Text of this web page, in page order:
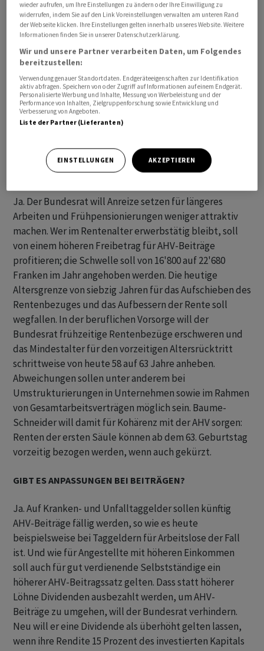
SOLLEN DIE MENSCHEN LÄNGER ARBEITEN?
Ja. Der Bundesrat will Anreize setzen für längeres
Arbeiten und Frühpensionierungen weniger attraktiv
machen. Wer im Rentenalter erwerbstätig bleibt, soll
von einem höheren Freibetrag für AHV-Beiträge
profitieren; die Schwelle soll von 16'800 auf 22'680
Franken im Jahr angehoben werden. Die heutige
Altersgrenze von siebzig Jahren für das Aufschieben des
Rentenbezuges und das Aufbessern der Rente soll
wegfallen. In der beruflichen Vorsorge will der
Bundesrat frühzeitige Rentenbezüge erschweren und
das Mindestalter für den vorzeitigen Altersrücktritt
schrittweise von heute 58 auf 63 Jahre anheben.
Abweichungen sollen unter anderem bei
Umstrukturierungen in Unternehmen sowie im Rahmen
von Gesamtarbeitsverträgen möglich sein. Baume-
Schneider will damit für Kohärenz mit der AHV sorgen:
Renten der ersten Säule können ab dem 63. Geburtstag
vorzeitig bezogen werden, wenn auch gekürzt.
GIBT ES ANPASSUNGEN BEI BEITRÄGEN?
Ja. Auf Kranken- und Unfalltaggelder sollen künftig
AHV-Beiträge fällig werden, so wie es heute
beispielsweise bei Taggeldern für Arbeitslose der Fall
ist. Und wie für Angestellte mit höheren Einkommen
soll auch für gut verdienende Selbstständige ein
höherer AHV-Beitragssatz gelten. Dass statt höherer
Löhne Dividenden ausbezahlt werden, um AHV-
Beiträge zu umgehen, will der Bundesrat verhindern.
Neu will er eine Dividende als überhöht gelten lassen,
wenn ihre Rendite 15 Prozent des investierten Kapitals
wieder aufrufen, um Ihre Einstellungen zu ändern oder Ihre Einwilligung zu
widerrufen, indem Sie auf den Link Voreinstellungen verwalten am unteren Rand
der Webseite klicken. Ihre Einstellungen gelten innerhalb unseres Website. Weitere
Informationen finden Sie in unserer Datenschutzerklärung.
Wir und unsere Partner verarbeiten Daten, um Folgendes
bereitzustellen:
Verwendung genauer Standortdaten. Endgeräteeigenschaften zur Identifikation
aktiv abfragen. Speichern von oder Zugriff auf Informationen auf einem Endgerät.
Personalisierte Werbung und Inhalte, Messung von Werbeleistung und der
Performance von Inhalten, Zielgruppenforschung sowie Entwicklung und
Verbesserung von Angeboten.
Liste der Partner (Lieferanten)
EINSTELLUNGEN AKZEPTIEREN